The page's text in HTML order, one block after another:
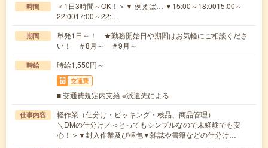
時間
＜1日3時間～OK！＞▼ 例えば… ▼15:00～18:0015:00～
22:0017:00～22:…
期間
単発1日～！ ★勤務開始日や期間はお気軽にご相談くださ
い！ ＃8月～ ＃9月～
時給 時給1,550円～
交通費
■ 交通費規定内支給 ※派遣先による
仕事内容
軽作業（仕分け・ピッキング・検品、商品管理）
＼DMの仕分け／＜とってもシンプルなので未経験でも安
心！＞▼封入作業及び梱包▼雑誌や書籍などの仕分け…